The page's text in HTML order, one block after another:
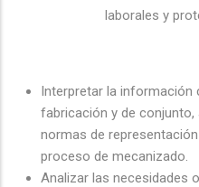
laborales y
Interpretar la información
fabricación y de
normas de
proceso de mecanizado.
Analizar las necesidades